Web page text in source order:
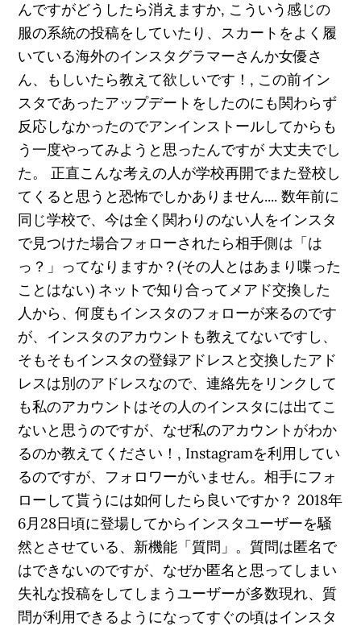
んですがどうしたら消えますか, こういう感じの
服の系統の投稿をしていたり、スカートをよく履
いている海外のインスタグラマーさんか女優さ
ん、もしいたら教えて欲しいです！, この前イン
スタであったアップデートをしたのにも関わらず
反応しなかったのでアンインストールしてからも
う一度やってみようと思ったんですが 大丈夫でし
た。 正直こんな考えの人が学校再開でまた登校し
てくると思うと恐怖でしかありません.... 数年前に
同じ学校で、今は全く関わりのない人をインスタ
で見つけた場合フォローされたら相手側は「は
っ？」ってなりますか？(その人とはあまり喋った
ことはない) ネットで知り合ってメアド交換した
人から、何度もインスタのフォローが来るのです
が、インスタのアカウントも教えてないですし、
そもそもインスタの登録アドレスと交換したアド
レスは別のアドレスなので、連絡先をリンクして
も私のアカウントはその人のインスタには出てこ
ないと思うのですが、なぜ私のアカウントがわか
るのか教えてください！, Instagramを利用してい
るのですが、フォロワーがいません。相手にフォ
ローして貰うには如何したら良いですか？ 2018年
6月28日頃に登場してからインスタユーザーを騒
然とさせている、新機能「質問」。質問は匿名で
はできないのですが、なぜか匿名と思ってしまい
失礼な投稿をしてしまうユーザーが多数現れ、質
問が利用できるようになってすぐの頃はインスタ